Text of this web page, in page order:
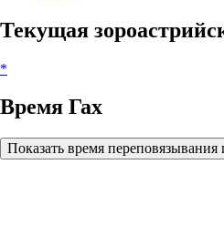
Текущая
*
Время Гах
Показать время переповязывания